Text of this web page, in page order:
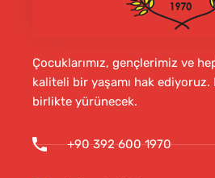
Çocuklarımız, gençlerimiz ve
kaliteli bir yaşamı hak ediyoruz.
birlikte yürünecek.
+90 392 600 1970